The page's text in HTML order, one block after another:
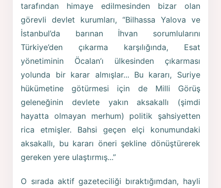
tarafından himaye edilmesinden bizar olan
görevli devlet kurumları, “Bilhassa Yalova ve
İstanbul’da barınan İhvan sorumlularını
Türkiye’den çıkarma karşılığında, Esat
yönetiminin Öcalan’ı ülkesinden çıkarması
yolunda bir karar almışlar... Bu kararı, Suriye
hükümetine götürmesi için de Milli Görüş
geleneğinin devlete yakın aksakallı (şimdi
hayatta olmayan merhum) politik şahsiyetten
rica etmişler. Bahsi geçen elçi konumundaki
aksakallı, bu kararı öneri şekline dönüştürerek
gereken yere ulaştırmış...”
O sırada aktif gazeteciliği bıraktığımdan, hayli